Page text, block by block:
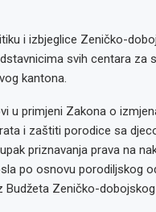
i izbjeglice Zeničko-
svih centara za
kantona.
u primjeni Zakona o
i zaštiti porodice sa
priznavanja prava na
po osnovu porodiljskog
Zeničko-